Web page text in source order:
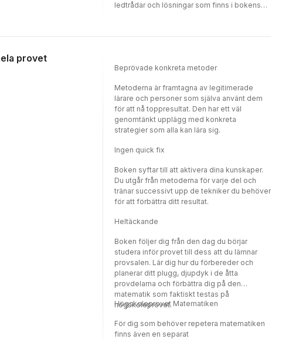
ledtrådar och lösningar som finns i bokens
bok Högskoleprovet –
provet
Beprövade konkreta metoder
Metoderna är framtagna av legitimerade
lärare och personer som själva använt dem
för att nå toppresultat. Den har ett väl
genomtänkt upplägg med konkreta
strategier som alla kan lära sig.
Ingen quick fix
Boken syftar till att aktivera dina kunskaper.
Du utgår från metoderna för varje del och
tränar successivt upp de tekniker du behöver
för att förbättra ditt resultat.
Heltäckande
Boken följer dig från den dag du börjar
studera inför provet till dess att du lämnar
provsalen. Lär dig hur du förbereder och
planerar ditt plugg, djupdyk i de åtta
provdelarna och förbättra dig på den
matematik som faktiskt testas på
högskoleprovet.
Högskoleprovet Matematiken
För dig som behöver repetera matematiken
finns även en separat